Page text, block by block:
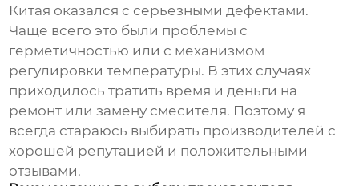
Китая оказался с серьезными дефектами.
Чаще всего это были проблемы с
герметичностью или с механизмом
регулировки температуры. В этих случаях
приходилось тратить время и деньги на
ремонт или замену смесителя. Поэтому я
всегда стараюсь выбирать производителей с
хорошей репутацией и положительными
отзывами.